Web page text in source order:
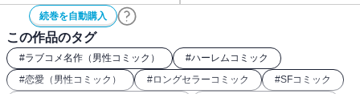
続巻を自動購入
この作品のタグ
#ラブコメ名作（男性コミック） #ハーレムコミック
#恋愛（男性コミック） #ロングセラーコミック #SFコミック